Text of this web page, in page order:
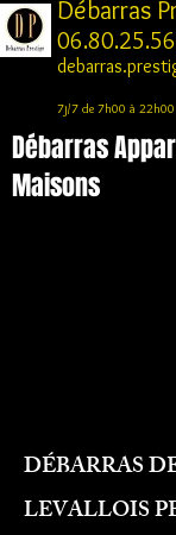
Débarras
7j/7 de 7h00 à 22h00
Débarras
Maisons
DÉBARRAS
LEVALLOIS